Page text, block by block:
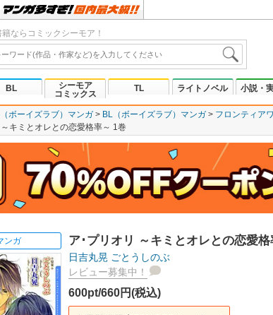
ならコミックシーモア！
BL
シーモア
コミックス
TL ライトノベル 小説・
ボーイズラブ）マンガ BL（ボーイズラブ）マンガ フロンティア
キミとオレとの恋愛格率～ 1巻
ンガ ア･プリオリ ～キミとオレとの恋愛
日吉丸晃 ごとうしのぶ
レビュー募集中！
600pt/660円(税込)